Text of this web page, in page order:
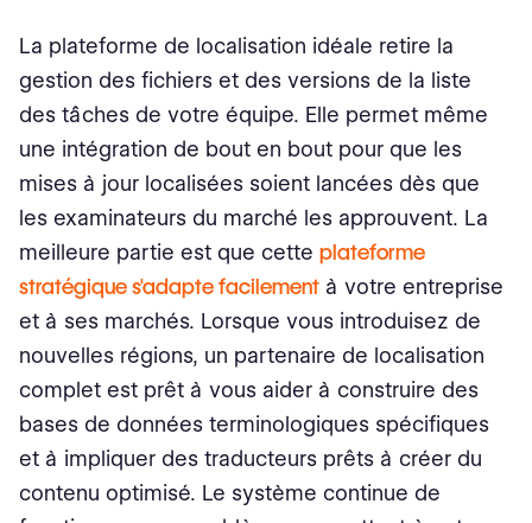
La plateforme de localisation idéale retire la
gestion des fichiers et des versions de la liste
des tâches de votre équipe. Elle permet même
une intégration de bout en bout pour que les
mises à jour localisées soient lancées dès que
les examinateurs du marché les approuvent. La
meilleure partie est que cette plateforme
stratégique s'adapte facilement à votre entreprise
et à ses marchés. Lorsque vous introduisez de
nouvelles régions, un partenaire de localisation
complet est prêt à vous aider à construire des
bases de données terminologiques spécifiques
et à impliquer des traducteurs prêts à créer du
contenu optimisé. Le système continue de